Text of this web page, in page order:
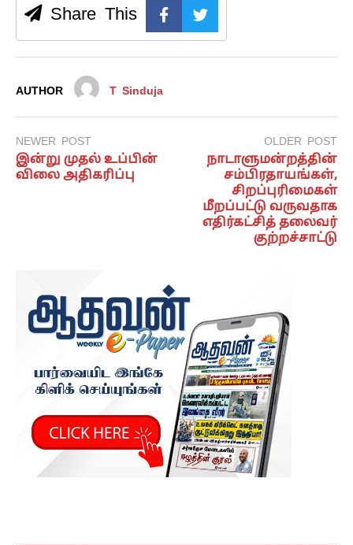
Share This
AUTHOR T Sinduja
NEWER POST
இன்று முதல் உப்பின்
விலை அதிகரிப்பு
OLDER POST
நாடாளுமன்றத்தின்
சம்பிரதாயங்கள்,
சிறப்புரிமைகள்
மீறப்பட்டு வருவதாக
எதிர்கட்சித் தலைவர்
குற்றச்சாட்டு